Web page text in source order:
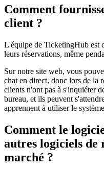
Comment
client ?
L'équipe de TicketingHub est
leurs réservations, même
Sur notre site web, vous
chat en direct, donc lors de la
clients n'ont pas à s'inquiéter
bureau, et ils peuvent
apprennent à utiliser le
Comment le
autres logiciels de
marché ?